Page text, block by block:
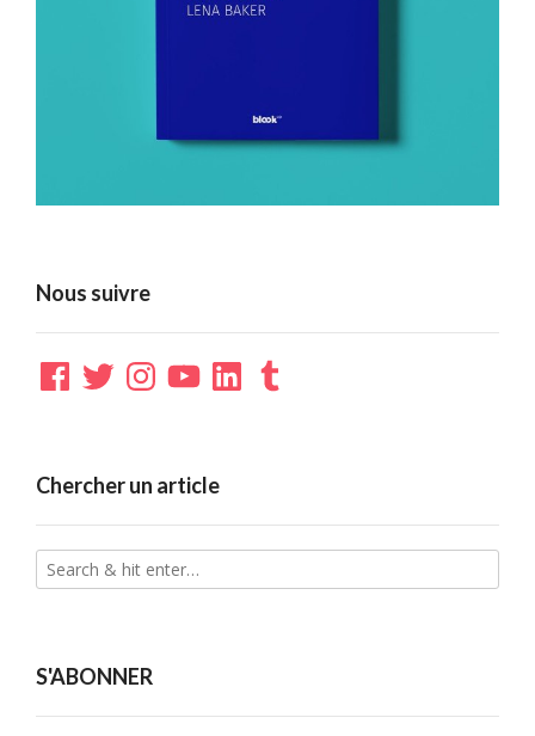
Nous suivre
Facebook
TwitterInstagramYouTubeLinkedInTumblr
Chercher un article
S'ABONNER